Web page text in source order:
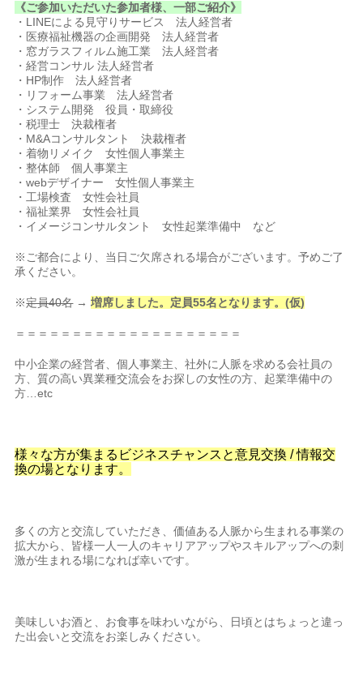
《ご参加いただいた参加者様、一部ご紹介》
・LINEによる見守りサービス 法人経営者
・医療福祉機器の企画開発 法人経営者
・窓ガラスフィルム施工業 法人経営者
・経営コンサル 法人経営者
・HP制作 法人経営者
・リフォーム事業 法人経営者
・システム開発 役員・取締役
・税理士 決裁権者
・M&Aコンサルタント 決裁権者
・着物リメイク 女性個人事業主
・整体師 個人事業主
・webデザイナー 女性個人事業主
・工場検査 女性会社員
・福祉業界 女性会社員
・イメージコンサルタント 女性起業準備中 など
※ご都合により、当日ご欠席される場合がございます。予めご了
承ください。
※定員40名→増席しました。定員55名となります。(仮)
＝＝＝＝＝＝＝＝＝＝＝＝＝＝＝＝＝＝＝＝
中小企業の経営者、個人事業主、社外に人脈を求める会社員の
方、質の高い異業種交流会をお探しの女性の方、起業準備中の
方…etc
様々な方が集まるビジネスチャンスと意見交換 / 情報交
換の場となります。
多くの方と交流していただき、価値ある人脈から生まれる事業の
拡大から、皆様一人一人のキャリアアップやスキルアップへの刺
激が生まれる場になれば幸いです。
美味しいお酒と、お食事を味わいながら、日頃とはちょっと違っ
た出会いと交流をお楽しみください。